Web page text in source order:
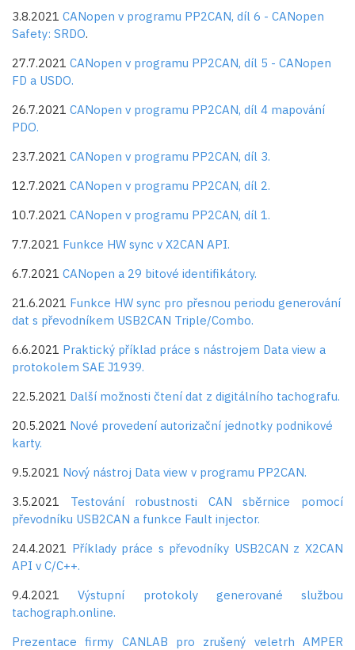
3.8.2021 CANopen v programu PP2CAN, díl 6 - CANopen
Safety: SRDO.
27.7.2021 CANopen v programu PP2CAN, díl 5 - CANopen
FD a USDO.
26.7.2021 CANopen v programu PP2CAN, díl 4 mapování
PDO.
23.7.2021 CANopen v programu PP2CAN, díl 3.
12.7.2021 CANopen v programu PP2CAN, díl 2.
10.7.2021 CANopen v programu PP2CAN, díl 1.
7.7.2021 Funkce HW sync v X2CAN API.
6.7.2021 CANopen a 29 bitové identifikátory.
21.6.2021 Funkce HW sync pro přesnou periodu generování
dat s převodníkem USB2CAN Triple/Combo.
6.6.2021 Praktický příklad práce s nástrojem Data view a
protokolem SAE J1939.
22.5.2021 Další možnosti čtení dat z digitálního tachografu.
20.5.2021 Nové provedení autorizační jednotky podnikové
karty.
9.5.2021 Nový nástroj Data view v programu PP2CAN.
3.5.2021 Testování robustnosti CAN sběrnice pomocí
převodníku USB2CAN a funkce Fault injector.
24.4.2021 Příklady práce s převodníky USB2CAN z X2CAN
API v C/C++.
9.4.2021 Výstupní protokoly generované službou
tachograph.online.
Prezentace firmy CANLAB pro zrušený veletrh AMPER